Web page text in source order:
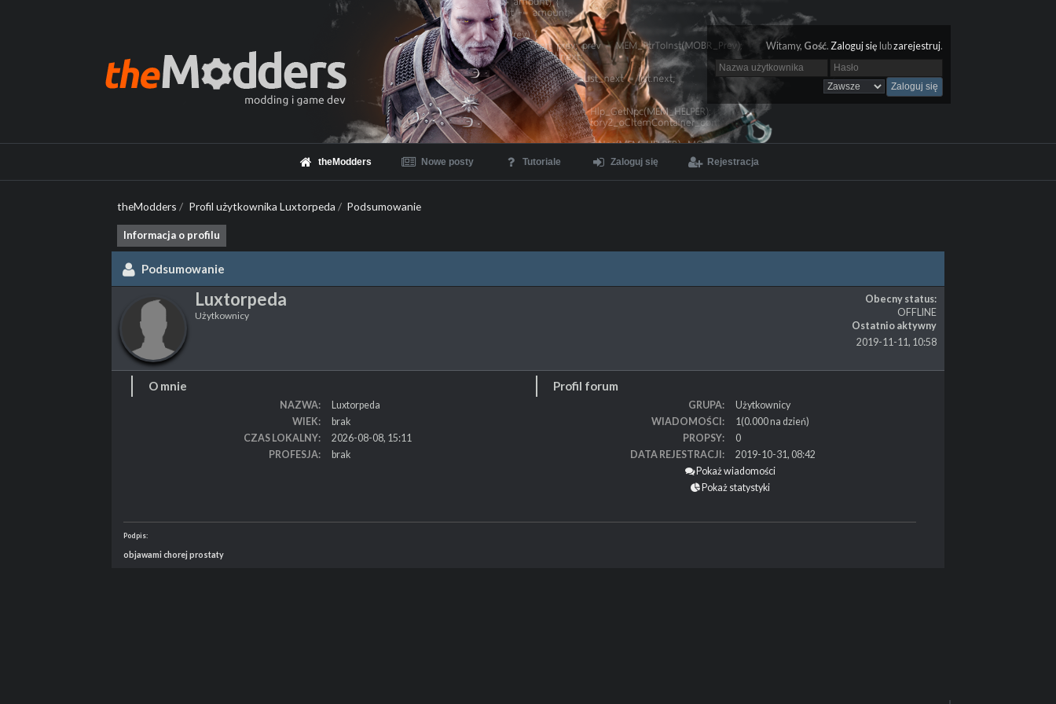
Witamy, Gość. Zaloguj się lubzarejestruj.
theModders Nowe posty Tutoriale Zaloguj się Rejestracja
theModders / Profil użytkownika Luxtorpeda / Podsumowanie
Informacja o profilu
Podsumowanie
Luxtorpeda
Użytkownicy
Obecny status:
OFFLINE
Ostatnio aktywny
2019-11-11, 10:58
O mnie
NAZWA
Luxtorpeda
WIEK
brak
CZAS LOKALNY
2026-08-08, 15:11
PROFESJA
brak
Profil forum
GRUPA
Użytkownicy
WIADOMOŚCI
1(0.000 na dzień)
PROPSY
0
DATA REJESTRACJI
2019-10-31, 08:42
Pokaż wiadomości
Pokaż statystyki
Podpis:
objawami chorej prostaty